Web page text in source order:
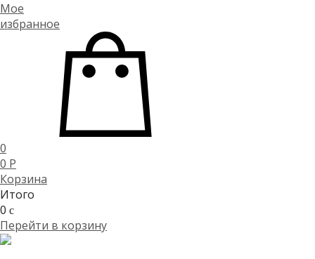
Мое
избранное
0
0 P
Корзина
Итого
0 c
Перейти в корзину